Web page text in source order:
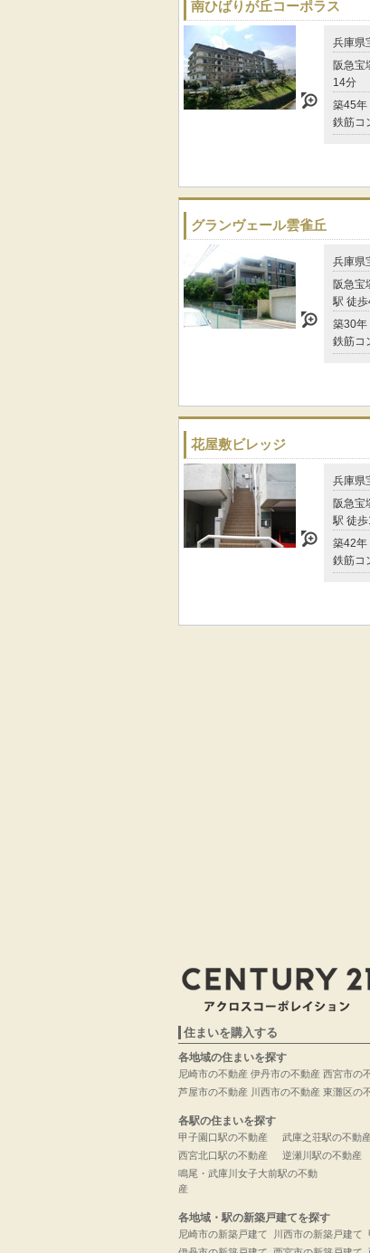
南ひばりが丘コーポラス
兵庫県
阪急宝
14分
築45年
鉄筋コ
グランヴェール雲雀丘
兵庫県
阪急宝
駅 徒
築30年
鉄筋コ
花屋敷ビレッジ
兵庫県
阪急宝
駅 徒
築42年
鉄筋コ
住まいを購入する
各地域の住まいを探す
尼崎市の不動産
芦屋市の不動産
伊丹市の不動産
川西市の不動産
西宮市の
東灘区の
各駅の住まいを探す
甲子園口駅の不動産
西宮北口駅の不動産
武庫之荘駅の不動産
逆瀬川駅の不動産
鳴尾・武庫川女子大前駅の不動
産
各地域・駅の新築戸建てを探す
尼崎市の新築戸建て
川西市の新築戸建て